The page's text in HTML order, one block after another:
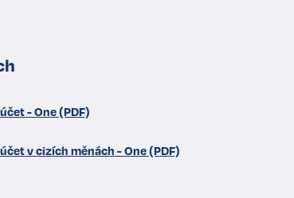
- One (PDF)
v cizích měnách - One (PDF)